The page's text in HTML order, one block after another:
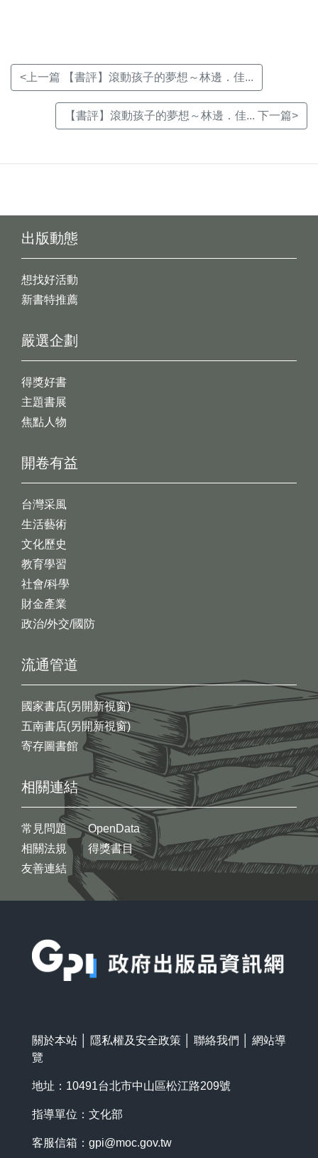
<上一篇 【書評】滾動孩子的夢想～林邊．佳...
【書評】滾動孩子的夢想～林邊．佳... 下一篇>
出版動態
想找好活動
新書特推薦
開卷有益
台灣采風
生活藝術
文化歷史
教育學習
社會/科學
財金產業
政治/外交/國防
嚴選企劃
得獎好書
主題書展
焦點人物
流通管道
國家書店(另開新視窗)
五南書店(另開新視窗)
寄存圖書館
相關連結
常見問題
相關法規
友善連結
OpenData
得獎書目
關於本站 隱私權及安全政策 聯絡我們
網站導
覽
地址：10491台北市中山區松江路209號
指導單位：文化部
客服信箱： gpi@moc.gov.tw